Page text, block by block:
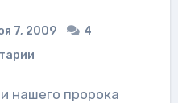
7, 2009
4